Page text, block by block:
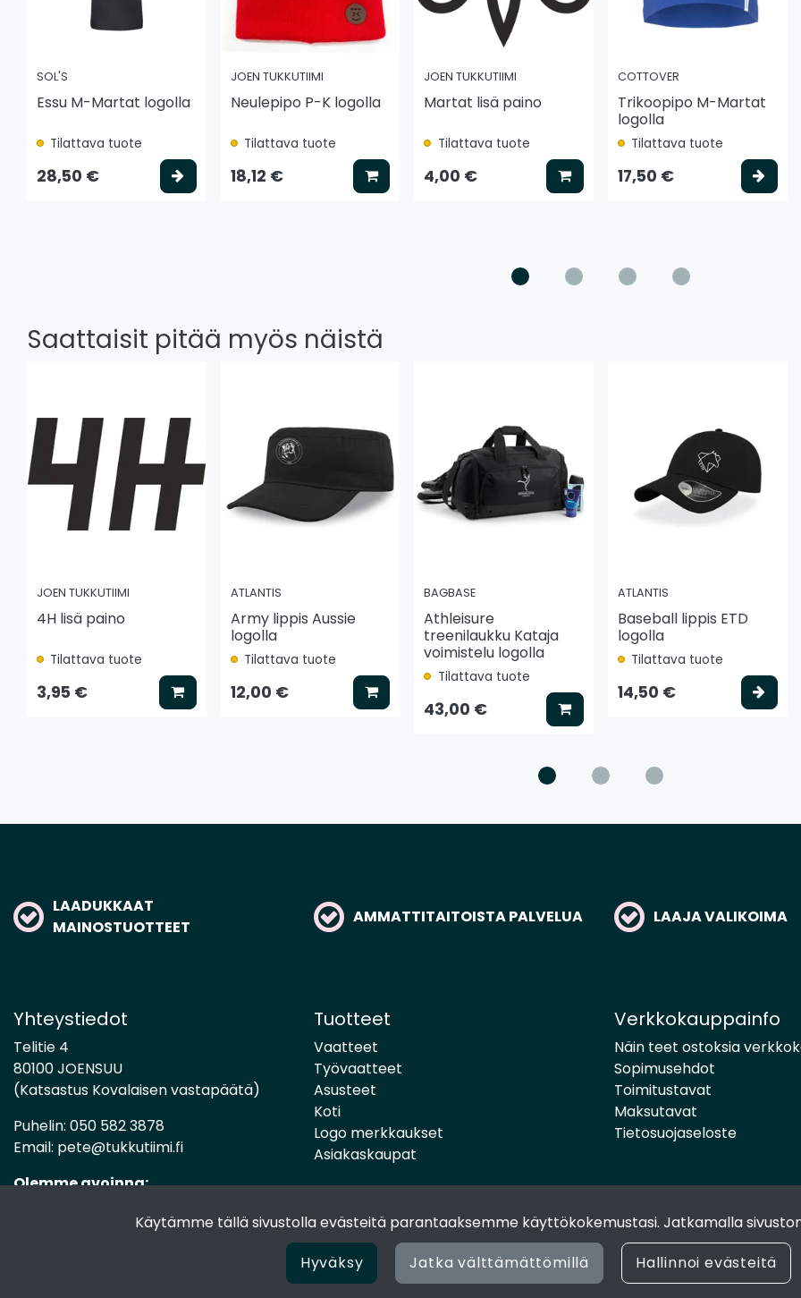
Käytämme tällä sivustolla evästeitä parantaaksemme käyttökokemustasi. Jatkamalla
Hyväksy
Jatka välttämättömillä Hallinnoi evästeitä
SOL'S
Essu M-Martat logolla
Tilattava tuote
28,50 € Valitse vaihtoehto
JOEN TUKKUTIIMI
Neulepipo P-K logolla
Tilattava tuote
18,12 € Lisää koriin
JOEN TUKKUTIIMI
Martat lisä paino
Tilattava tuote
4,00 € Lisää koriin
COTTOVER
Trikoopipo M-Martat
logolla
Tilattava tuote
17,50 €
Saattaisit pitää myös näistä
JOEN TUKKUTIIMI
4H lisä paino
Tilattava tuote
3,95 € Lisää koriin
ATLANTIS
Army lippis Aussie
logolla
Tilattava tuote
12,00 € Lisää koriin
BAGBASE
Athleisure
treenilaukku Kataja
voimistelu logolla
Tilattava tuote
43,00 € Lisää koriin
ATLANTIS
Baseball lippis ETD
logolla
Tilattava tuote
14,50 €
LAADUKKAAT
MAINOSTUOTTEET
AMMATTITAITOISTA PALVELUA LAAJA VALIKOIMA
Yhteystiedot
Telitie 4
80100 JOENSUU
(Katsastus Kovalaisen vastapäätä)
Puhelin: 050 582 3878
Email: pete@tukkutiimi.fi
Olemme avoinna:
Tuotteet
Vaatteet
Työvaatteet
Asusteet
Koti
Logo merkkaukset
Asiakaskaupat
Verkkokauppainfo
Näin teet ostoksia
Sopimusehdot
Toimitustavat
Maksutavat
Tietosuojaseloste
© 2024 Joen Tukkutiimi. All rights reserved. Site byatFlow Oy